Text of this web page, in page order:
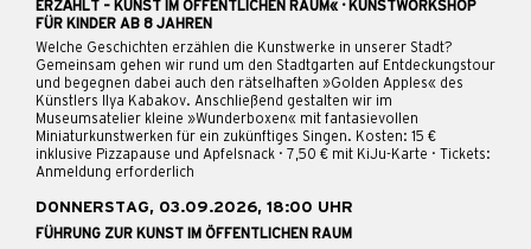
ERZÄHLT – KUNST IM ÖFFENTLICHEN RAUM« · KUNSTWORKSHOP
FÜR KINDER AB 8 JAHREN
Welche Geschichten erzählen die Kunstwerke in unserer Stadt?
Gemeinsam gehen wir rund um den Stadtgarten auf Entdeckungstour
und begegnen dabei auch den rätselhaften »Golden Apples« des
Künstlers Ilya Kabakov. Anschließend gestalten wir im
Museumsatelier kleine »Wunderboxen« mit fantasievollen
Miniaturkunstwerken für ein zukünftiges Singen. Kosten: 15 €
inklusive Pizzapause und Apfelsnack · 7,50 € mit KiJu-Karte · Tickets:
Anmeldung erforderlich
DONNERSTAG, 03.09.2026, 18:00 UHR
FÜHRUNG ZUR KUNST IM ÖFFENTLICHEN RAUM